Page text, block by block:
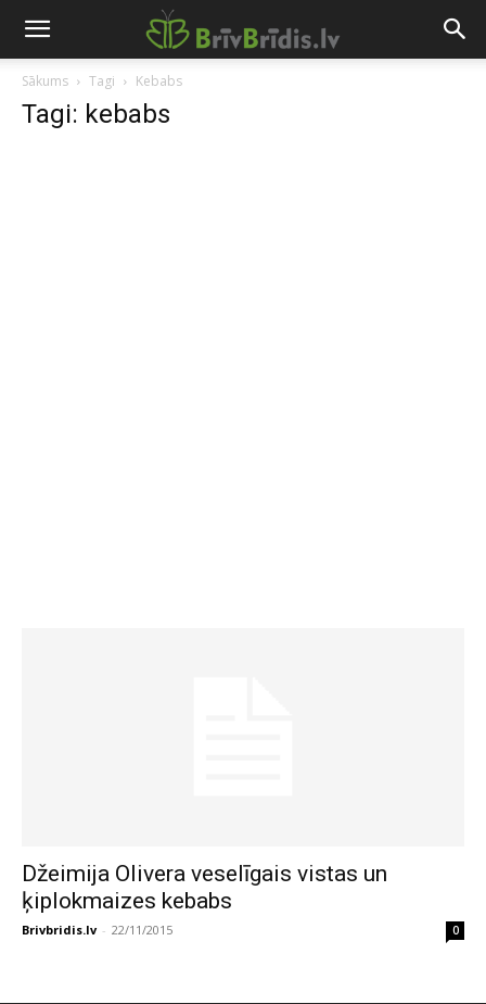
Sākums Tagi Kebabs
Tagi: kebabs
Džeimija Olivera veselīgais vistas un
ķiplokmaizes kebabs
Brivbridis.lv - 22/11/2015 0